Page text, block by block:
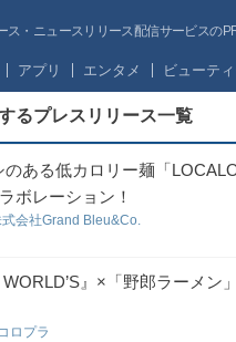
ス・ニュースリリース配信サービスの
アプリ エンタメ ビューテ
るプレスリリース一覧
ある低カロリー麺「
ボレーション！
式会社Grand Bleu&Co.
WORLD’S』×「野郎ラーメン
コロプラ